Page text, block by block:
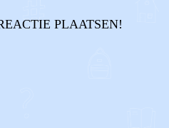
PLAATSEN!